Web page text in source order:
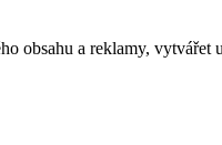
obsahu a reklamy,